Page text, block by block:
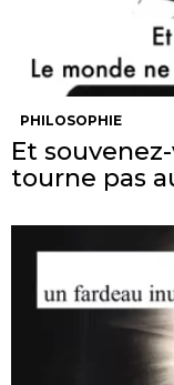
PHILOSOPHIE
Et
tourne pas